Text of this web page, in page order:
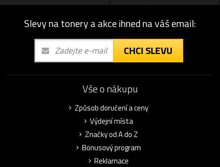
Slevy na tonery a akce ihned na váš email:
CHCI SLEVU
Vše o nákupu
Způsob doručení a ceny
Výdejní místa
Značky od A do Z
Bonusový program
Reklamace